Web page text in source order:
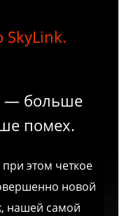
SkyLink.
— больше
помех.
этом четкое
новой
нашей самой